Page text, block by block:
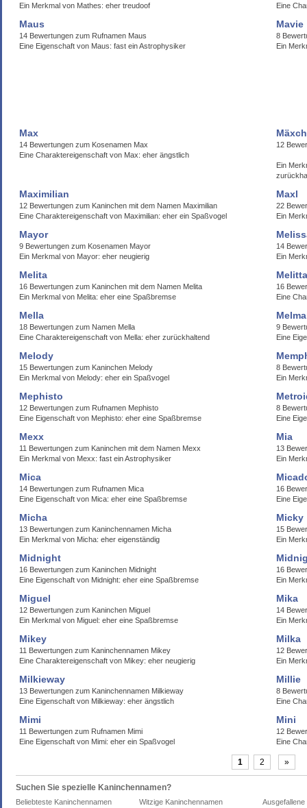
Ein Merkmal von Mathes: eher treudoof
Eine
Maus
14 Bewertungen zum Rufnamen Maus
Eine Eigenschaft von Maus: fast ein Astrophysiker
Mavie
8
Ein
Max
14 Bewertungen zum Kosenamen Max
Eine Charaktereigenschaft von Max: eher ängstlich
12
Ein
Maximilian
12 Bewertungen zum Kaninchen mit dem Namen Maximilian
Eine Charaktereigenschaft von Maximilian: eher ein Spaßvogel
Maxl
22
Ein
Mayor
9 Bewertungen zum Kosenamen Mayor
Ein Merkmal von Mayor: eher neugierig
14
Ein
Melita
16 Bewertungen zum Kaninchen mit dem Namen Melita
Ein Merkmal von Melita: eher eine Spaßbremse
Melitta
16
Eine
Mella
18 Bewertungen zum Namen Mella
Eine Charaktereigenschaft von Mella: eher zurückhaltend
9
Eine
Melody
15 Bewertungen zum Kaninchen Melody
Ein Merkmal von Melody: eher ein Spaßvogel
8
Ein
Mephisto
12 Bewertungen zum Rufnamen Mephisto
Eine Eigenschaft von Mephisto: eher eine Spaßbremse
8
Eine
Mexx
11 Bewertungen zum Kaninchen mit dem Namen Mexx
Ein Merkmal von Mexx: fast ein Astrophysiker
Mia
13
Ein
Mica
14 Bewertungen zum Rufnamen Mica
Eine Eigenschaft von Mica: eher eine Spaßbremse
16
Eine
Micha
13 Bewertungen zum Kaninchennamen Micha
Ein Merkmal von Micha: eher eigenständig
Micky
15
Ein
Midnight
16 Bewertungen zum Kaninchen Midnight
Eine Eigenschaft von Midnight: eher eine Spaßbremse
16
Ein
Miguel
12 Bewertungen zum Kaninchen Miguel
Ein Merkmal von Miguel: eher eine Spaßbremse
Mika
14
Ein
Mikey
11 Bewertungen zum Kaninchennamen Mikey
Eine Charaktereigenschaft von Mikey: eher neugierig
Milka
12
Ein
Milkieway
13 Bewertungen zum Kaninchennamen Milkieway
Eine Eigenschaft von Milkieway: eher ängstlich
Millie
8
Eine
Mimi
11 Bewertungen zum Rufnamen Mimi
Eine Eigenschaft von Mimi: eher ein Spaßvogel
Mini
12
Eine
1 2 »
Suchen Sie spezielle Kaninchennamen?
Beliebteste Kaninchennamen Witzige Kaninchennamen